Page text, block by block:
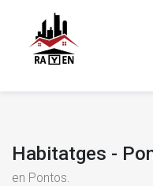
Habitatges -
en Pontos.